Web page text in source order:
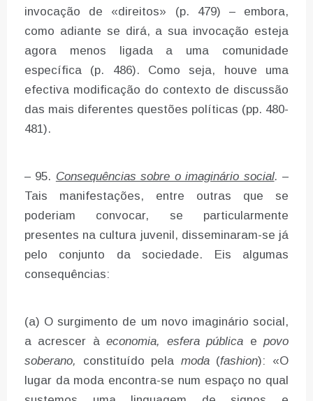
invocação de «direitos» (p. 479) – embora,
como adiante se dirá, a sua invocação esteja
agora menos ligada a uma comunidade
específica (p. 486). Como seja, houve uma
efectiva modificação do contexto de discussão
das mais diferentes questões políticas (pp. 480-
481).
– 95. Consequências sobre o imaginário social. –
Tais manifestações, entre outras que se
poderiam convocar, se particularmente
presentes na cultura juvenil, disseminaram-se já
pelo conjunto da sociedade. Eis algumas
consequências:
(a) O surgimento de um novo imaginário social,
a acrescer àeconomia, esfera pública epovo
soberano, constituído pela moda (fashion): «O
lugar da moda encontra-se num espaço no qual